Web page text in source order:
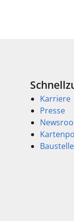
Karriere
Presse